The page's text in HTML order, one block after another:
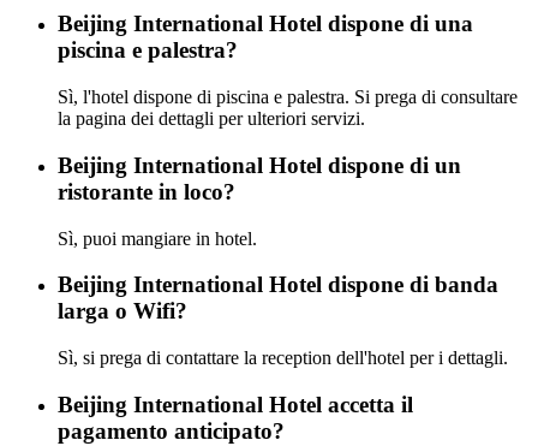
Beijing International Hotel dispone di una
piscina e palestra?
Sì, l'hotel dispone di piscina e palestra. Si prega di consultare
la pagina dei dettagli per ulteriori servizi.
Beijing International Hotel dispone di un
ristorante in loco?
Sì, puoi mangiare in hotel.
Beijing International Hotel dispone di banda
larga o Wifi?
Sì, si prega di contattare la reception dell'hotel per i dettagli.
Beijing International Hotel accetta il
pagamento anticipato?